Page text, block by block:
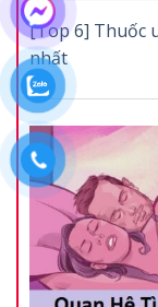
[Top 6] Thuốc
nhất